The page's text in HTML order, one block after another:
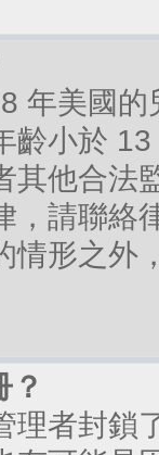
年美國
齡小於
其他合法
，請聯絡
情形之外
？
理者封鎖